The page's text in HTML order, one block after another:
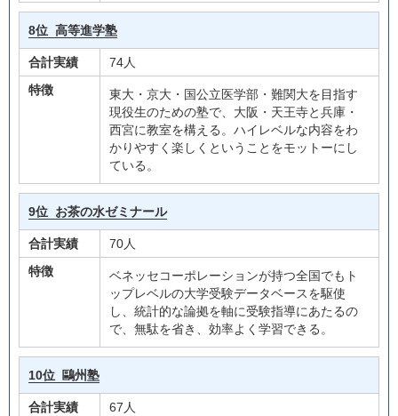
8位 高等進学塾
合計実績
74人
特徴
東大・京大・国公立医学部・難関大を目指す
現役生のための塾で、大阪・天王寺と兵庫・
西宮に教室を構える。ハイレベルな内容をわ
かりやすく楽しくということをモットーにし
ている。
9位 お茶の水ゼミナール
合計実績
70人
特徴
ベネッセコーポレーションが持つ全国でもト
ップレベルの大学受験データベースを駆使
し、統計的な論拠を軸に受験指導にあたるの
で、無駄を省き、効率よく学習できる。
10位 鷗州塾
合計実績
67人